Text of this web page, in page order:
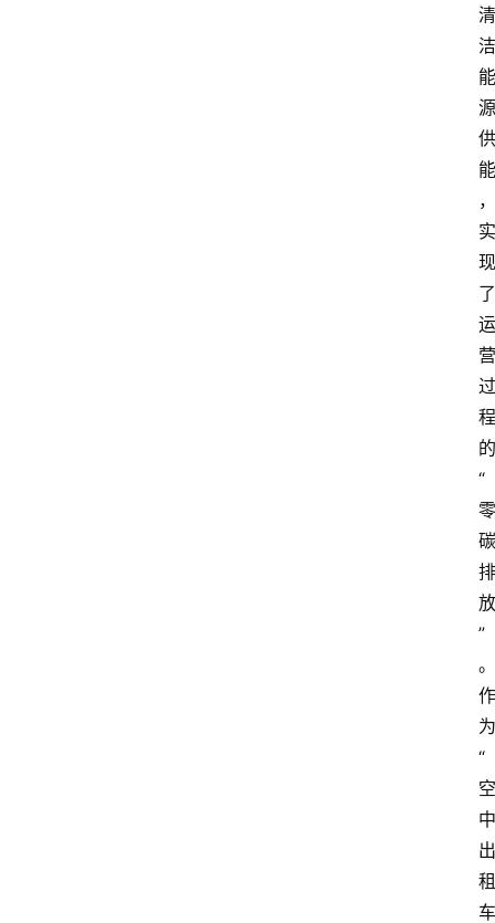
清
洁
能
源
供
能
，
实
现
了
运
营
过
程
的
“
零
碳
排
放
”
。
作
为
“
空
中
出
租
车